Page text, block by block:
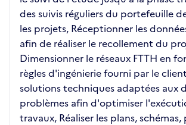
des suivis réguliers du portefeuille
les projets, Réceptionner les
afin de réaliser le recollement du
Dimensionner le réseaux FTTH en
règles d'ingénierie fourni par le
solutions techniques adaptées aux
problèmes afin d'optimiser
travaux, Réaliser les plans,